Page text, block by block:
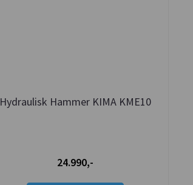
Hydraulisk Hammer KIMA KME10
24.990,-